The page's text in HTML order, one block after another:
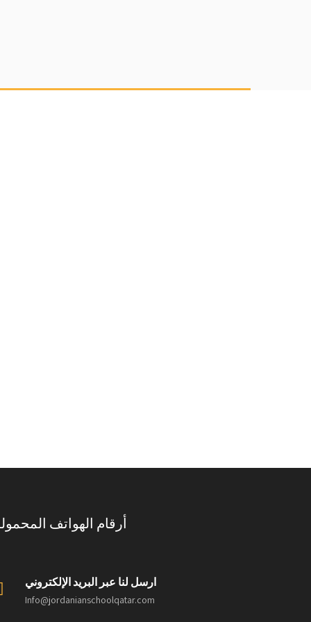
أرقام الهواتف
ارسل لنا عبر البريد الإلكتروني
Info@jordanianschoolqatar.com